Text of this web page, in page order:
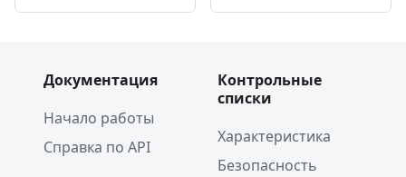
Документация
Начало работы
Справка по API
Контрольные
списки
Характеристика
Безопасность